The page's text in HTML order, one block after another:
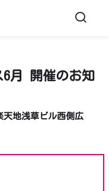
6月 開催のお知
天地浅草ビル西側広